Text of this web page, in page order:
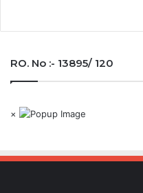
RO. No :- 13895/ 120
×